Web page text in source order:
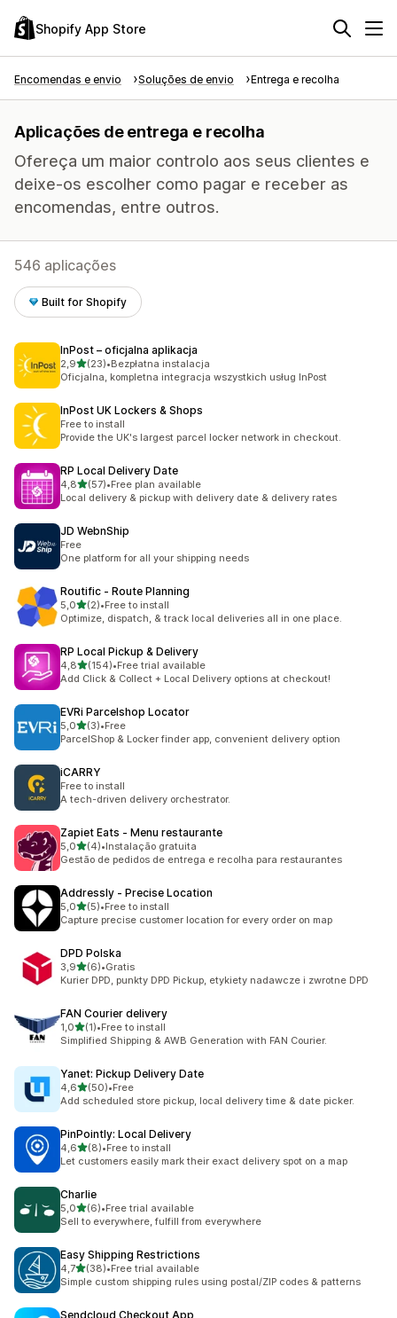
Shopify App Store
Encomendas e envio Soluções de envio Entrega e recolha
Aplicações de entrega e recolha
Ofereça um maior controlo aos seus clientes e
deixe-os escolher como pagar e receber as
encomendas, entre outros.
546 aplicações
Built for Shopify
InPost – oficjalna aplikacja
2,9de 5 estrelas
(23)
23 total de avaliações
•Bezpłatna instalacja
Oficjalna, kompletna integracja wszystkich usług InPost
InPost UK Lockers & Shops
Free to install
Provide the UK's largest parcel locker network in checkout.
RP Local Delivery Date
4,8de 5 estrelas
(57)
57 total de avaliações
•Free plan available
Local delivery & pickup with delivery date & delivery rates
JD WebnShip
Free
One platform for all your shipping needs
Routific ‑ Route Planning
5,0de 5 estrelas
(2)
2 total de avaliações
•Free to install
Optimize, dispatch, & track local deliveries all in one place.
RP Local Pickup & Delivery
4,8de 5 estrelas
(154)
154 total de avaliações
•Free trial available
Add Click & Collect + Local Delivery options at checkout!
EVRi Parcelshop Locator
5,0de 5 estrelas
(3)
3 total de avaliações
•Free
ParcelShop & Locker finder app, convenient delivery option
iCARRY
Free to install
A tech-driven delivery orchestrator.
Zapiet Eats ‑ Menu restaurante
5,0de 5 estrelas
(4)
4 total de avaliações
•Instalação gratuita
Gestão de pedidos de entrega e recolha para restaurantes
Addressly ‑ Precise Location
5,0de 5 estrelas
(5)
5 total de avaliações
•Free to install
Capture precise customer location for every order on map
DPD Polska
3,9de 5 estrelas
(6)
6 total de avaliações
•Gratis
Kurier DPD, punkty DPD Pickup, etykiety nadawcze i zwrotne DPD
FAN Courier delivery
1,0de 5 estrelas
(1)
1 total de avaliações
•Free to install
Simplified Shipping & AWB Generation with FAN Courier.
Yanet: Pickup Delivery Date
4,6de 5 estrelas
(50)
50 total de avaliações
•Free
Add scheduled store pickup, local delivery time & date picker.
PinPointly: Local Delivery
4,6de 5 estrelas
(8)
8 total de avaliações
•Free to install
Let customers easily mark their exact delivery spot on a map
Charlie
5,0de 5 estrelas
(6)
6 total de avaliações
•Free trial available
Sell to everywhere, fulfill from everywhere
Easy Shipping Restrictions
4,7de 5 estrelas
(38)
38 total de avaliações
•Free trial available
Simple custom shipping rules using postal/ZIP codes & patterns
Sendcloud Checkout App